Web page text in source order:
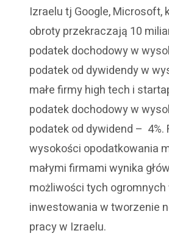
Izraelu tj Google, Microsoft,
obroty przekraczają 10
podatek dochodowy w
podatek od dywidendy w
małe firmy high tech i
podatek dochodowy w
podatek od dywidend – 4%.
wysokości opodatkowania
małymi firmami wynika
możliwości tych ogromnych
inwestowania w tworzenie
pracy w Izraelu.